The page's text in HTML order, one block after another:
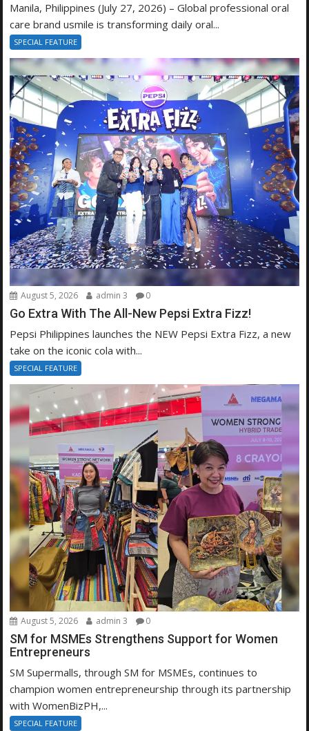
Manila, Philippines (July 27, 2026) – Global professional oral
care brand usmile is transforming daily oral...
SPECIAL FEATURE
August 5, 2026 admin 3 0
Go Extra With The All-New Pepsi Extra Fizz!
Pepsi Philippines launches the NEW Pepsi Extra Fizz, a new
take on the iconic cola with...
SPECIAL FEATURE
August 5, 2026 admin 3 0
SM for MSMEs Strengthens Support for Women
Entrepreneurs
SM Supermalls, through SM for MSMEs, continues to
champion women entrepreneurship through its partnership
with WomenBizPH,...
SPECIAL FEATURE